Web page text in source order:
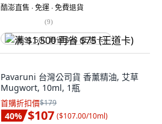
酷澎直售 ∙ 免運 ∙ 免費退貨
(9)
满 $1,500 再省 $75 (王道卡)
Pavaruni 台灣公司貨 香薰精油, 艾草
Mugwort, 10ml, 1瓶
首購折扣價$179
40% $107 ($107.00/10ml)